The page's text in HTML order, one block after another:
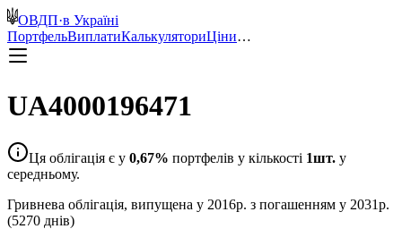
ОВДП·в Україні
ПортфельВиплатиКалькуляториЦіни…
UA4000196471
Ця облігація є у 0,67% портфелів у кількості 1шт. у
середньому.
Гривнева облігація, випущена у 2016р. з погашенням у 2031р.
(5270 днів)